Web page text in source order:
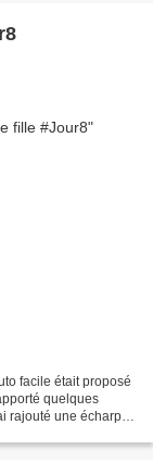
facile était proposé
quelques
rajouté une écharpe